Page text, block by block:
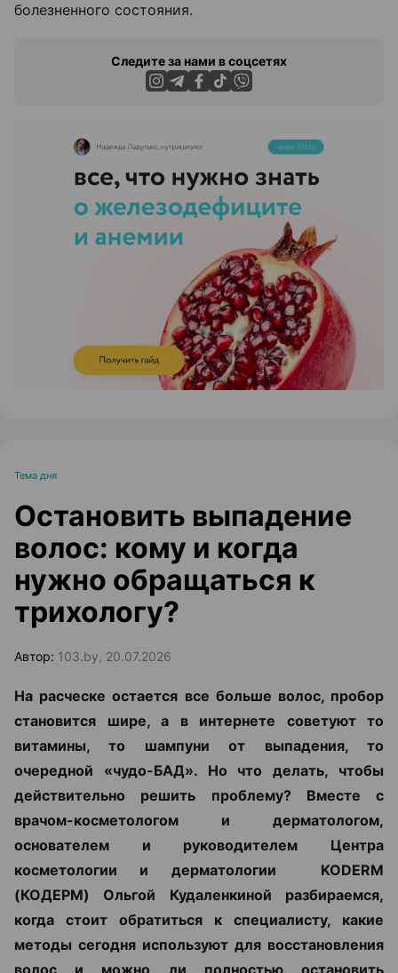
болезненного состояния.
Следите за нами в соцсетях
ЭФФЕКТИВНАЯ РЕКЛАМА НА САЙТЕ
Тема дня
Остановить выпадение
волос: кому и когда
нужно обращаться к
трихологу?
Автор: 103.by, 20.07.2026
На расческе остается все больше волос, пробор
становится шире, а в интернете советуют то
витамины, то шампуни от выпадения, то
очередной «чудо-БАД». Но что делать, чтобы
действительно решить проблему? Вместе с
врачом-косметологом и дерматологом,
основателем и руководителем Центра
косметологии и дерматологии KODERM
(КОДЕРМ) Ольгой Кудаленкиной разбираемся,
когда стоит обратиться к специалисту, какие
методы сегодня используют для восстановления
волос и можно ли полностью остановить